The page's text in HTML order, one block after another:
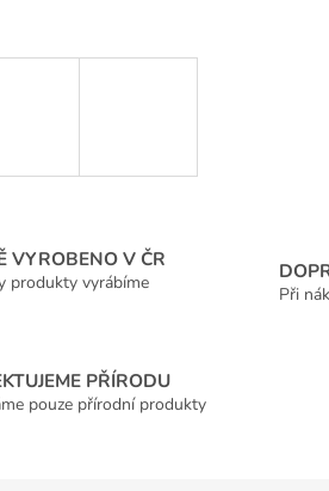
VYROBENO V ČR
produkty vyrábíme
Při
PŘÍRODU
pouze přírodní produkty